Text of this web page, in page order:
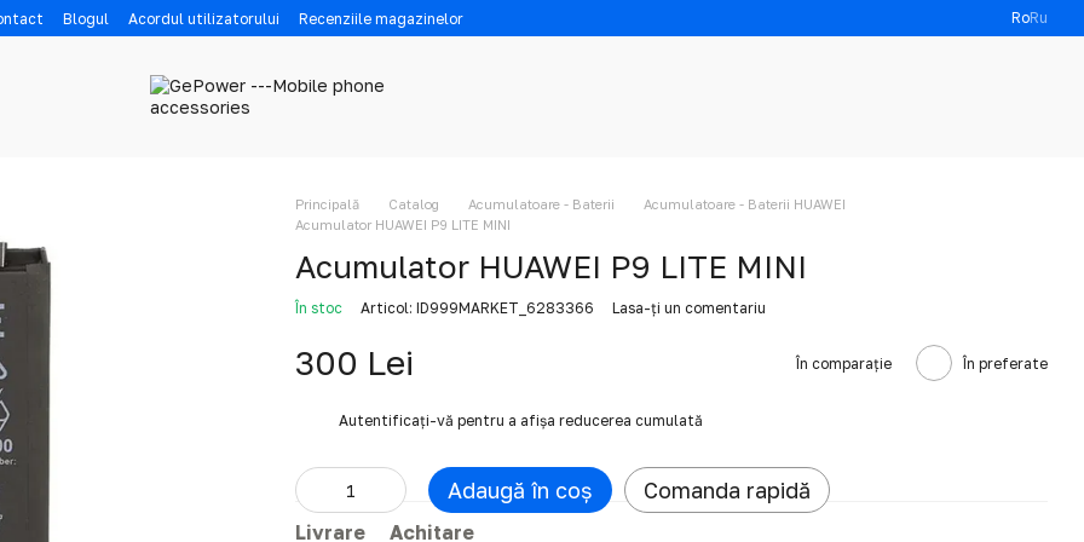
Blogul Acordul utilizatorului Recenziile magazinelor RoRu
Principală Catalog Acumulatoare - Baterii
Acumulatoare - Baterii HUAWEI
Acumulator HUAWEI P9 LITE MINI
Acumulator HUAWEI P9 LITE MINI
În stoc Articol: ID999MARKET_6283366 Lasa-ți un comentariu
300 Lei În comparație În preferate
Autentificați-vă pentru a afișa reducerea cumulată
Adaugă în coș Comanda rapidă
Livrare Achitare